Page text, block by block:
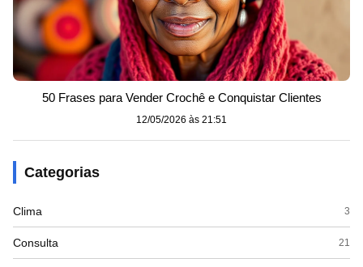
50 Frases para Vender Crochê e Conquistar Clientes
12/05/2026 às 21:51
Categorias
Clima 3
Consulta 21